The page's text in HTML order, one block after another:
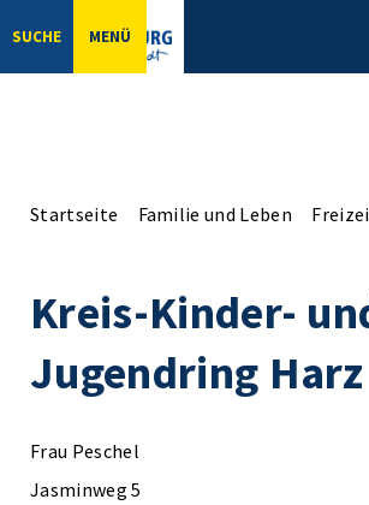
SUCHE MENÜ
Startseite Familie und Leben
Kreis-Kinder-
Jugendring Harz
Frau Peschel
Jasminweg 5